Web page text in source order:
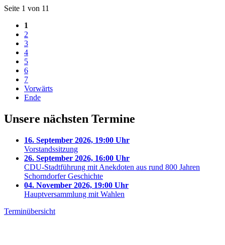
Seite 1 von 11
1
2
3
4
5
6
7
Vorwärts
Ende
Unsere nächsten Termine
16. September 2026, 19:00 Uhr
Vorstandssitzung
26. September 2026, 16:00 Uhr
CDU-Stadtführung mit Anekdoten aus rund 800 Jahren
Schorndorfer Geschichte
04. November 2026, 19:00 Uhr
Hauptversammlung mit Wahlen
Terminübersicht